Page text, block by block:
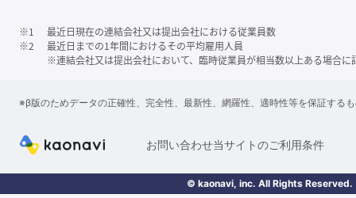
※1
最近日現在の連結会社又は提出会社における従業員数
※2
最近日までの1年間におけるその平均雇用人員
※連結会社又は提出会社において、臨時従業員が相当数以上ある場合に
※β版のためデータの正確性、完全性、最新性、網羅性、適時性等を保証する
お問い合わせ当サイトのご利用条件
© kaonavi, inc. All Rights Reserved.